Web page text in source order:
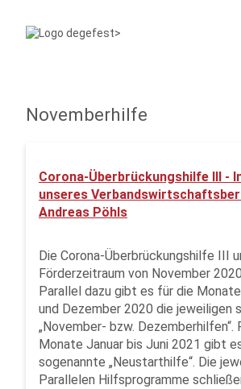
Novemberhilfe
Corona-Überbrückungshilfe III -
unseres
Andreas Pöhls
Die Corona-Überbrückungshilfe III
Förderzeitraum von November
Parallel dazu gibt es für die
und Dezember 2020 die jeweiligen
„November- bzw. Dezemberhilfen“.
Monate Januar bis Juni 2021 gibt
sogenannte „Neustarthilfe“. Die
Parallelen Hilfsprogramme